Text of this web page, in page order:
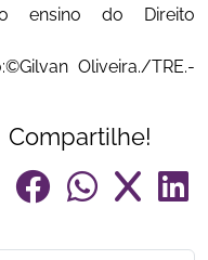
ensino do Direito
Oliveira./TRE.-
Compartilhe!